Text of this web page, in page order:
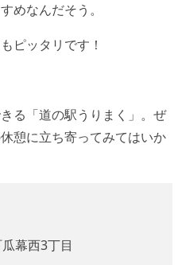
めなんだそう。
ピッタリです！
る「道の駅うりまく」。ぜ
憩に立ち寄ってみてはいか
幕西3丁目